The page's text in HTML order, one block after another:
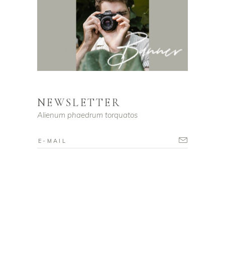
NEWSLETTER
Alienum phaedrum torquatos